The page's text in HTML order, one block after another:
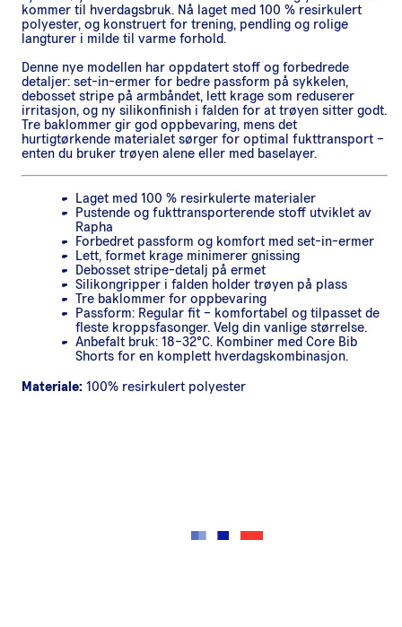
kommer til hverdagsbruk. Nå laget med 100 % resirkulert
polyester, og konstruert for trening, pendling og rolige
langturer i milde til varme forhold.
Denne nye modellen har oppdatert stoff og forbedrede
detaljer: set-in-ermer for bedre passform på sykkelen,
debosset stripe på armbåndet, lett krage som reduserer
irritasjon, og ny silikonfinish i falden for at trøyen sitter godt.
Tre baklommer gir god oppbevaring, mens det
hurtigtørkende materialet sørger for optimal fukttransport –
enten du bruker trøyen alene eller med baselayer.
Laget med 100 % resirkulerte materialer
Pustende og fukttransporterende stoff utviklet av
Rapha
Forbedret passform og komfort med set-in-ermer
Lett, formet krage minimerer gnissing
Debosset stripe-detalj på ermet
Silikongripper i falden holder trøyen på plass
Tre baklommer for oppbevaring
Passform: Regular fit – komfortabel og tilpasset de
fleste kroppsfasonger. Velg din vanlige størrelse.
Anbefalt bruk: 18–32°C. Kombiner med Core Bib
Shorts for en komplett hverdagskombinasjon.
Materiale: 100% resirkulert polyester